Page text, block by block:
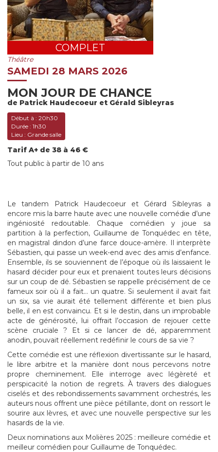
COMPLET
Théâtre
SAMEDI 28 MARS 2026
MON JOUR DE CHANCE
de Patrick Haudecoeur et Gérald Sibleyras
Début à : 20h30
Durée : 1h30
Lieu : Grande salle
Tarif A+ de 38 à 46 €
Tout public à partir de 10 ans
Le tandem Patrick Haudecoeur et Gérard Sibleyras a
encore mis la barre haute avec une nouvelle comédie d’une
ingéniosité redoutable. Chaque comédien y joue sa
partition à la perfection, Guillaume de Tonquédec en tête,
en magistral dindon d’une farce douce-amère. Il interprète
Sébastien, qui passe un week-end avec des amis d’enfance.
Ensemble, ils se souviennent de l’époque où ils laissaient le
hasard décider pour eux et prenaient toutes leurs décisions
sur un coup de dé. Sébastien se rappelle précisément de ce
fameux soir où il a fait… un quatre. Si seulement il avait fait
un six, sa vie aurait été tellement différente et bien plus
belle, il en est convaincu. Et si le destin, dans un improbable
acte de générosité, lui offrait l’occasion de rejouer cette
scène cruciale ? Et si ce lancer de dé, apparemment
anodin, pouvait réellement redéfinir le cours de sa vie ?
Cette comédie est une réflexion divertissante sur le hasard,
le libre arbitre et la manière dont nous percevons notre
propre cheminement. Elle interroge avec légèreté et
perspicacité la notion de regrets. À travers des dialogues
ciselés et des rebondissements savamment orchestrés, les
auteurs nous offrent une pièce pétillante, dont on ressort le
sourire aux lèvres, et avec une nouvelle perspective sur les
hasards de la vie.
Deux nominations aux Molières 2025 : meilleure comédie et
meilleur comédien pour Guillaume de Tonquédec.